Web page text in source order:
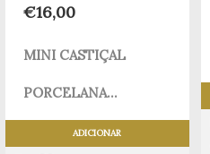
€16,00
MINI CASTIÇAL
PORCELANA...
ADICIONAR